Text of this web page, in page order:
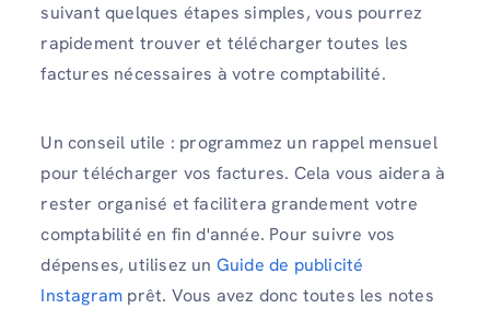
suivant quelques étapes simples, vous pourrez
rapidement trouver et télécharger toutes les
factures nécessaires à votre comptabilité.
Un conseil utile : programmez un rappel mensuel
pour télécharger vos factures. Cela vous aidera à
rester organisé et facilitera grandement votre
comptabilité en fin d'année. Pour suivre vos
dépenses, utilisez un Guide de publicité
Instagram prêt. Vous avez donc toutes les notes